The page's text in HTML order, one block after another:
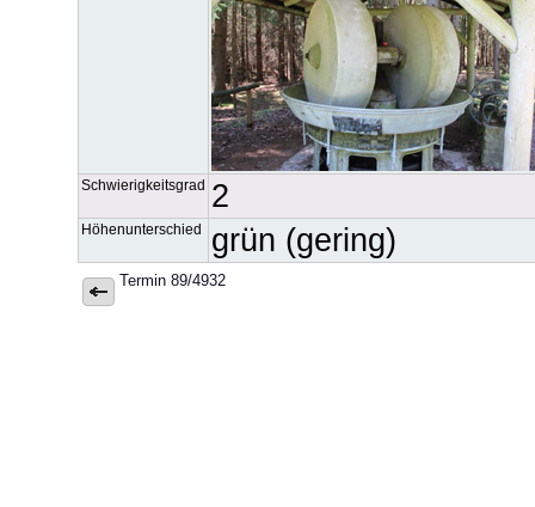
Schwierigkeitsgrad 2
Höhenunterschied grün (gering)
Termin 89/4932